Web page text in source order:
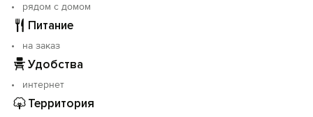
Рядом с мини-отелем располагается ресторан где Вы
сможете попробовать черноморскую кухню во всем
ее колорите. В пешей доступности продуктовый
магазин самообслуживания и овощная лавка со
свежими Крымскими персиками. Удачное
месторасположение подойдет для отдыха как
семейным парам так и для молодых, активных.
рядом с домом
Питание
на заказ
Удобства
интернет
Территория